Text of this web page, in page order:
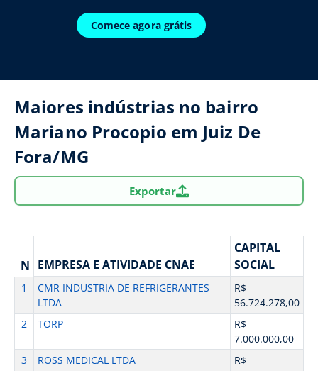
Comece agora grátis
Maiores indústrias no bairro
Mariano Procopio em Juiz De
Fora/MG
Exportar
N EMPRESA E ATIVIDADE CNAE
CAPITAL
SOCIAL
1
CMR INDUSTRIA DE REFRIGERANTES
LTDA
R$
56.724.278,00
2
TORP
R$
7.000.000,00
3
ROSS MEDICAL LTDA
R$